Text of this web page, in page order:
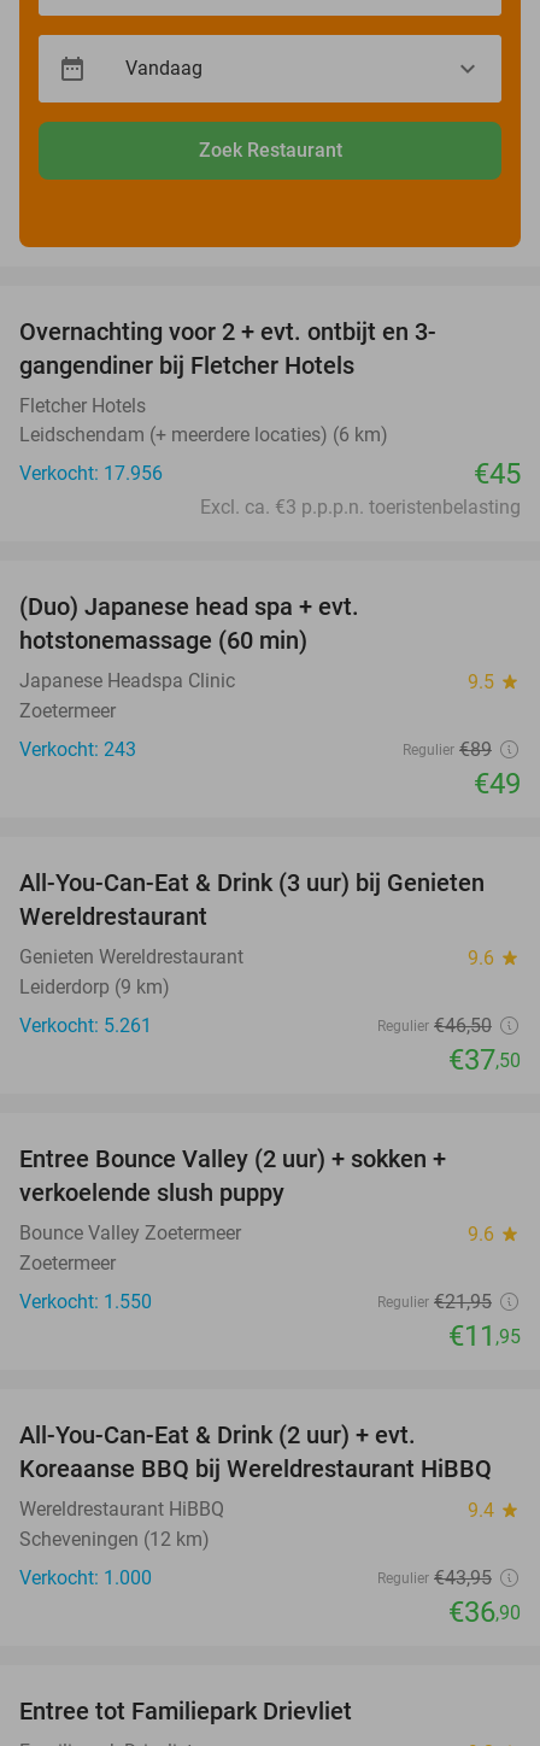
Zoek Restaurant
Overnachting voor 2 + evt. ontbijt en 3-
gangendiner bij Fletcher Hotels
Fletcher Hotels
Leidschendam (+ meerdere locaties) (6 km)
Verkocht: 17.956
€45
Excl. ca. €3 p.p.p.n. toeristenbelasting
(Duo) Japanese head spa + evt.
hotstonemassage (60 min)
Japanese Headspa Clinic 9.5 star
Zoetermeer
Verkocht: 243
Regulier €89
€49
19%
All-You-Can-Eat & Drink (3 uur) bij Genieten
Wereldrestaurant
Genieten Wereldrestaurant 9.6 star
Leiderdorp (9 km)
Verkocht: 5.261
Regulier €46,50
€37,50
Entree Bounce Valley (2 uur) + sokken +
verkoelende slush puppy
Bounce Valley Zoetermeer 9.6 star
Zoetermeer
Verkocht: 1.550
Regulier €21,95
€11 ,95
All-You-Can-Eat & Drink (2 uur) + evt.
Koreaanse BBQ bij Wereldrestaurant HiBBQ
Wereldrestaurant HiBBQ 9.4 star
Scheveningen (12 km)
Verkocht: 1.000
Regulier €43,95
€36,90
Entree tot Familiepark Drievliet